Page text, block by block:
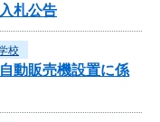
札公告
校
動販売機設置に係